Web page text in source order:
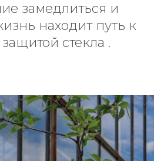
замедлиться и
находит путь к
стекла .